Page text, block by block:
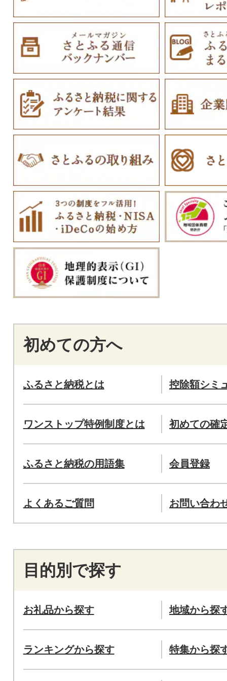
初めての方へ
ふるさと納税とは 控除額シミ
ワンストップ特例制度とは 初めての確
ふるさと納税の用語集 会員登録
よくあるご質問 お問い合わ
目的別で探す
お礼品から探す 地域から探
ランキングから探す 特集から探